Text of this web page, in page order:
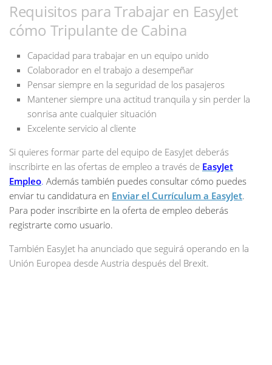
Requisitos para Trabajar en EasyJet
cómo Tripulante de Cabina
Capacidad para trabajar en un equipo unido
Colaborador en el trabajo a desempeñar
Pensar siempre en la seguridad de los pasajeros
Mantener siempre una actitud tranquila y sin perder la
sonrisa ante cualquier situación
Excelente servicio al cliente
Si quieres formar parte del equipo de EasyJet deberás
inscribirte en las ofertas de empleo a través de EasyJet
Empleo. Además también puedes consultar cómo puedes
enviar tu candidatura en Enviar el Currículum a EasyJet.
Para poder inscribirte en la oferta de empleo deberás
registrarte como usuario.
También EasyJet ha anunciado que seguirá operando en la
Unión Europea desde Austria después del Brexit.